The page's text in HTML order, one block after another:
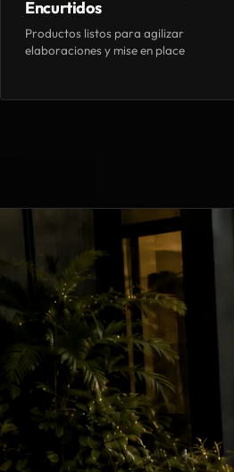
Encurtidos
Productos listos para agilizar
elaboraciones y mise en place